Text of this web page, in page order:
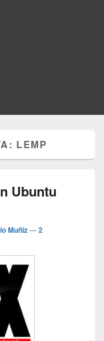
LEMP
Ubuntu
Muñiz—2